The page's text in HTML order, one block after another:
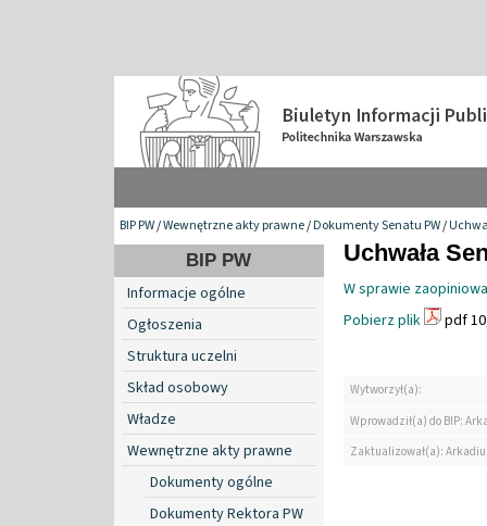
BIP PW/Wewnętrzne akty prawne/Dokumenty Senatu PW/
BIP PW
Informacje ogólne
Ogłoszenia
Struktura uczelni
Skład osobowy
Władze
Wewnętrzne akty prawne
Dokumenty ogólne
Dokumenty Rektora PW
Uchwała
W sprawie
Pobierz plik
pdf
Wytworzył(a):
Wprowadził(a) do BIP:
Zaktualizował(a):